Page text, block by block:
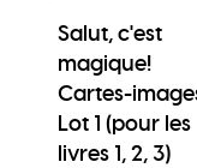
Salut, c'est
magique!
Cartes-
Lot 1 (pour les
livres 1, 2, 3)